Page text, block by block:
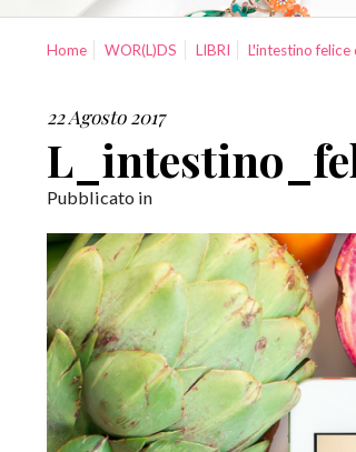
Home WOR(L)DS LIBRI L'intestino felice
22 Agosto 2017
Pubblicato in